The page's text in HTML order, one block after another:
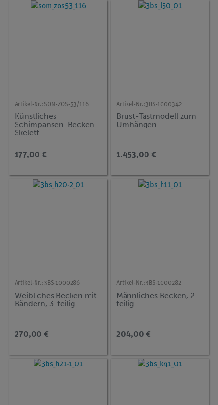
Artikel-Nr.:SOM-ZOS-53/116
Künstliches
Schimpansen-Becken-
Skelett
177,00 €
Artikel-Nr.:3BS-1000342
Brust-Tastmodell zum
Umhängen
1.453,00 €
Artikel-Nr.:3BS-1000286
Weibliches Becken mit
Bändern, 3-teilig
270,00 €
Artikel-Nr.:3BS-1000282
Männliches Becken, 2-
teilig
204,00 €